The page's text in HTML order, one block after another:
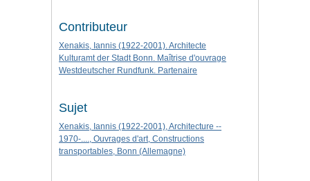
Contributeur
Xenakis, Iannis (1922-2001). Architecte
Kulturamt der Stadt Bonn. Maîtrise d'ouvrage
Westdeutscher Rundfunk. Partenaire
Sujet
Xenakis, Iannis (1922-2001), Architecture --
1970-...., Ouvrages d'art, Constructions
transportables, Bonn (Allemagne)